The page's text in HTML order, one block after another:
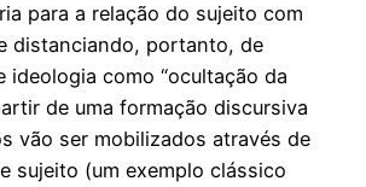
para a relação do sujeito com
distanciando, portanto, de
ideologia como “ocultação da
de uma formação discursiva
vão ser mobilizados através de
sujeito (um exemplo clássico